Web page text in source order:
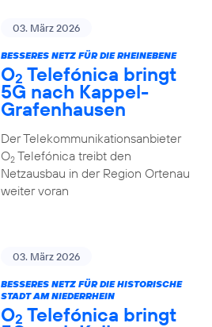
03. März 2026
BESSERES NETZ FÜR DIE RHEINEBENE
O2 Telefónica bringt
5G nach Kappel-
Grafenhausen
Der Telekommunikationsanbieter
O2Telefónica treibt den
Netzausbau in der Region Ortenau
weiter voran
03. März 2026
BESSERES NETZ FÜR DIE HISTORISCHE
STADT AM NIEDERRHEIN
O2 Telefónica bringt